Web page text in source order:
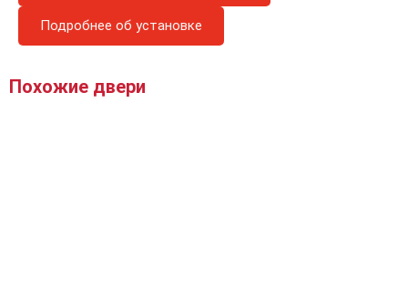
Подробнее об установке
Похожие двери